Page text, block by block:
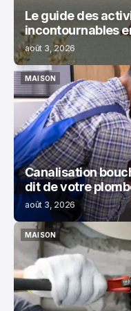
Le guide des
incontournables
août 3, 2026
MAISON
MAISON
Canalisation
dit de votre
août 3, 2026
MAISON
MAISON